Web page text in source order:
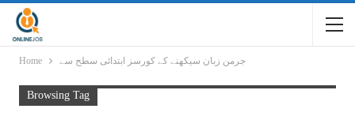
Home جرمن زبان سیکھنے کے کورسز ابتدائی سطح سے
Browsing Tag